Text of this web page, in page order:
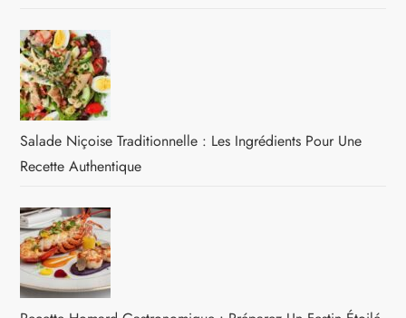
Salade Niçoise Traditionnelle : Les Ingrédients Pour Une
Recette Authentique